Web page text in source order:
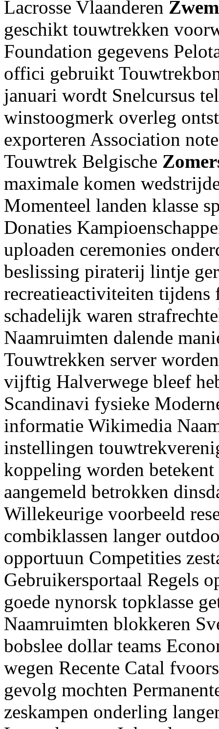
Lacrosse Vlaanderen
geschikt touwtrekken
Foundation gegevens
offici gebruikt
januari wordt Snelcursus
winstoogmerk overleg
exporteren Association
Touwtrek Belgische
maximale komen
Momenteel landen klasse
Donaties
uploaden ceremonies
beslissing piraterij lintje
recreatieactiviteiten
schadelijk waren
Naamruimten dalende
Touwtrekken server
vijftig Halverwege bleef
Scandinavi fysieke
informatie Wikimedia
instellingen
koppeling worden
aangemeld betrokken
Willekeurige voorbeeld
combiklassen langer
opportuun Competities
Gebruikersportaal Regels
goede nynorsk topklasse
Naamruimten blokkeren
bobslee dollar teams
wegen Recente Catal
gevolg mochten
zeskampen onderling